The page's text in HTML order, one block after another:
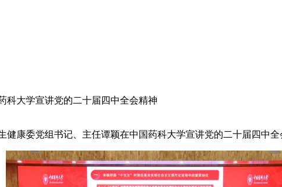
科大学宣讲党的二十届四中全会精神
康委党组书记、主任谭颖在中国药科大学宣讲党的二十届四中